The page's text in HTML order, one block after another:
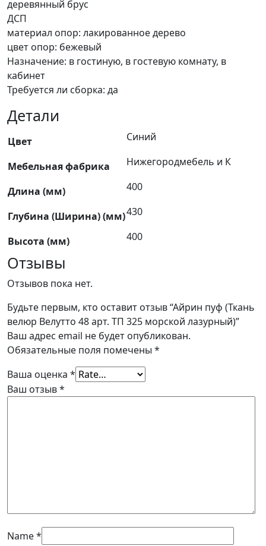
деревянный брус
ДСП
материал опор: лакированное дерево
цвет опор: бежевый
Назначение: в гостиную, в гостевую комнату, в
кабинет
Требуется ли сборка: да
Детали
Цвет Синий
Мебельная фабрика Нижегородмебель и К
Длина (мм) 400
Глубина (Ширина) (мм)430
Высота (мм) 400
Отзывы
Отзывов пока нет.
Будьте первым, кто оставит отзыв “Айрин пуф (Ткань
велюр Велутто 48 арт. ТП 325 морской лазурный)”
Ваш адрес email не будет опубликован.
Обязательные поля помечены *
Ваша оценка *
Ваш отзыв*
Name*